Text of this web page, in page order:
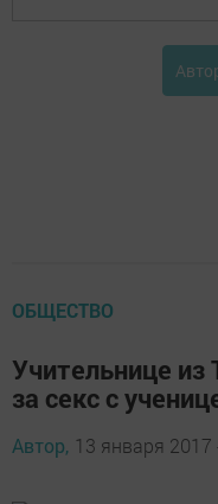
ОБЩЕСТВО
Учительнице из
за секс с
Автор, 13 января 2017